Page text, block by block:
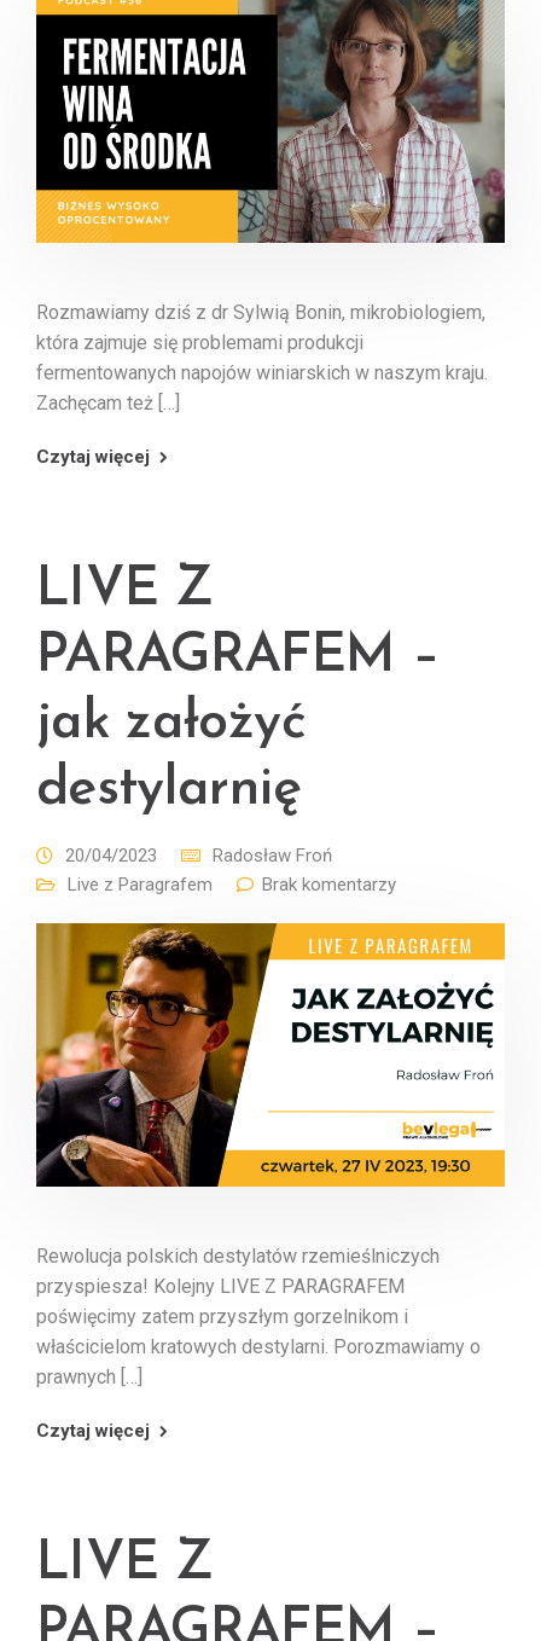
Rozmawiamy dziś z dr Sylwią Bonin, mikrobiologiem,
która zajmuje się problemami produkcji
fermentowanych napojów winiarskich w naszym kraju.
Zachęcam też […]
Czytaj więcej
LIVE Z
PARAGRAFEM –
jak założyć
destylarnię
20/04/2023
Radosław Froń
Live z Paragrafem
Brak komentarzy
Rewolucja polskich destylatów rzemieślniczych
przyspiesza! Kolejny LIVE Z PARAGRAFEM
poświęcimy zatem przyszłym gorzelnikom i
właścicielom kratowych destylarni. Porozmawiamy o
prawnych […]
Czytaj więcej
LIVE Z